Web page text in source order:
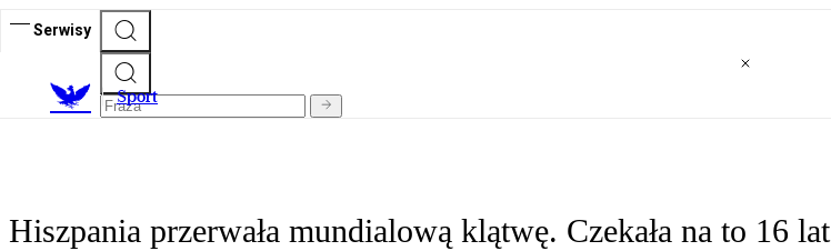
Serwisy
Sport
Hiszpania przerwała mundialową klątwę. Czekała na to 16 lat